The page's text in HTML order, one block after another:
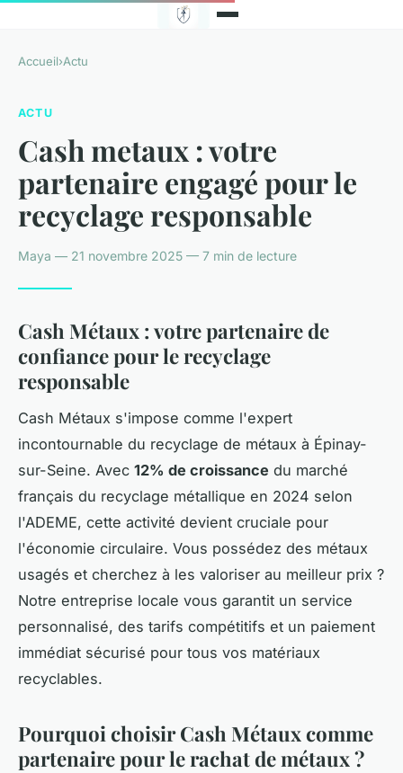
Accueil›Actu
ACTU
Cash metaux : votre
partenaire engagé pour le
recyclage responsable
Maya — 21 novembre 2025 — 7 min de lecture
Cash Métaux : votre partenaire de
confiance pour le recyclage
responsable
Cash Métaux s'impose comme l'expert
incontournable du recyclage de métaux à Épinay-
sur-Seine. Avec 12% de croissance du marché
français du recyclage métallique en 2024 selon
l'ADEME, cette activité devient cruciale pour
l'économie circulaire. Vous possédez des métaux
usagés et cherchez à les valoriser au meilleur prix ?
Notre entreprise locale vous garantit un service
personnalisé, des tarifs compétitifs et un paiement
immédiat sécurisé pour tous vos matériaux
recyclables.
Pourquoi choisir Cash Métaux comme
partenaire pour le rachat de métaux ?